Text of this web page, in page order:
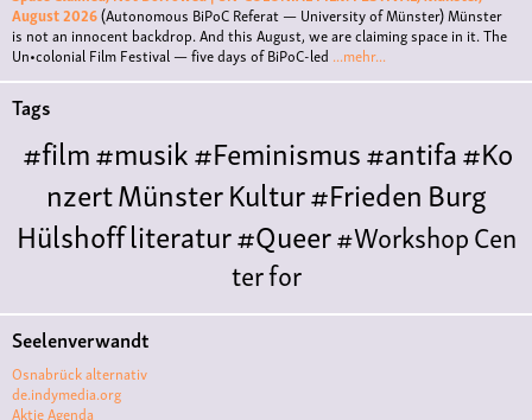
August 2026(Autonomous BiPoC Referat — University of Münster)Münster
is not an innocent backdrop. And this August, we are claiming space in it. The
Un•colonial Film Festival — five days of BiPoC-led ...mehr...
Tags
#film#musik#Feminismus#antifa#Ko
nzertMünsterKultur#FriedenBurg
Hülshoffliteratur#Queer#WorkshopCen
ter for
LiteraturePolyamoriePolytreff#liveKonzert
Polyamorietreff
Monogamie
Seelenverwandt
Osnabrück alternativ
de.indymedia.org
Aktie Agenda